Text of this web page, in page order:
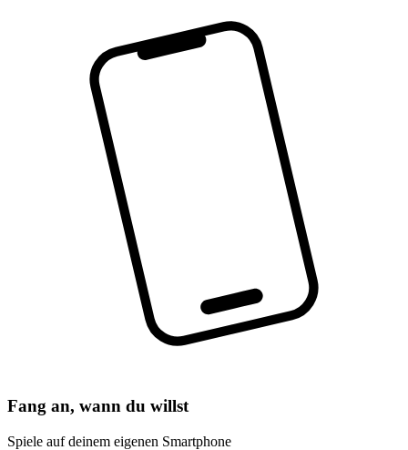
Fang an, wann du willst
Spiele auf deinem eigenen Smartphone